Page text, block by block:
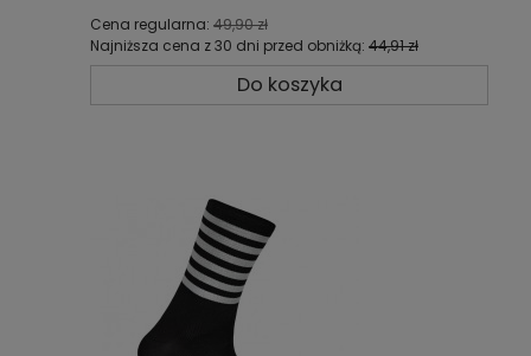
Cena regularna: 49,90 zł
Najniższa cena z 30 dni przed obniżką: 44,91 zł
Do koszyka